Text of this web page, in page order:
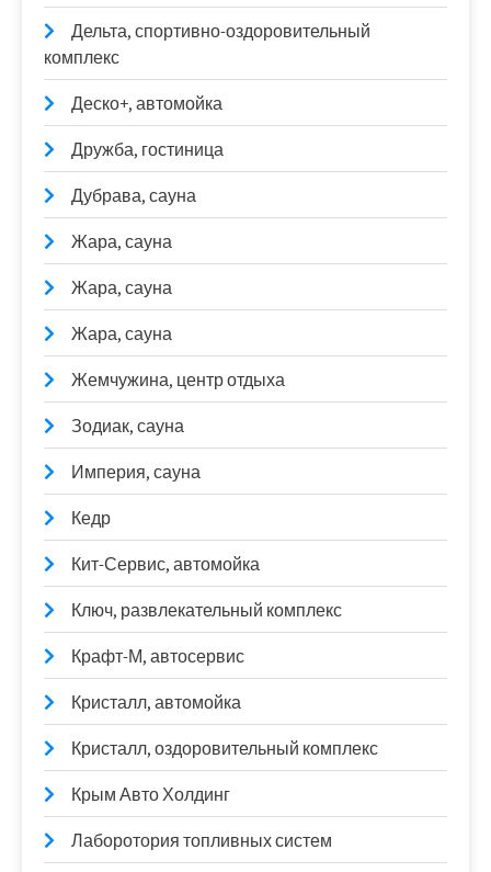
Дельта, спортивно-оздоровительный
комплекс
Деско+, автомойка
Дружба, гостиница
Дубрава, сауна
Жара, сауна
Жара, сауна
Жара, сауна
Жемчужина, центр отдыха
Зодиак, сауна
Империя, сауна
Кедр
Кит-Сервис, автомойка
Ключ, развлекательный комплекс
Крафт-М, автосервис
Кристалл, автомойка
Кристалл, оздоровительный комплекс
Крым Авто Холдинг
Лаборотория топливных систем